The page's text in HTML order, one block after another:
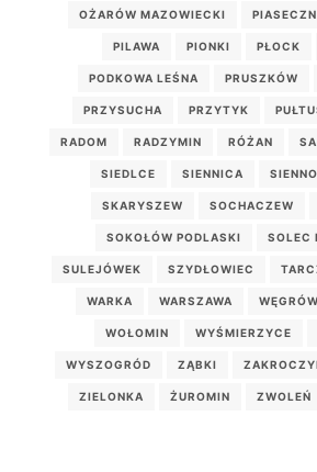
OŻARÓW MAZOWIECKI
PILAWA PIONKI PŁOCK
PODKOWA LEŚNA PRUSZKÓW
PRZYSUCHA PRZYTYK
RADOM RADZYMIN RÓŻAN
SIEDLCE SIENNICA SIENNO
SKARYSZEW SOCHACZEW
SOKOŁÓW PODLASKI SOLEC
SULEJÓWEK SZYDŁOWIEC
WARKA WARSZAWA WĘGRÓW
WOŁOMIN WYŚMIERZYCE
WYSZOGRÓD ZĄBKI
ZIELONKA ŻUROMIN ZWOLEŃ